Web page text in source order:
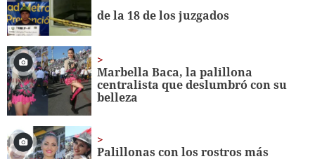
de la 18 de los juzgados
Marbella Baca, la palillona
centralista que deslumbró con su
belleza
Palillonas con los rostros más